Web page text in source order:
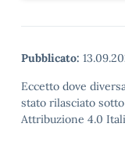
Pubblicato:
Eccetto dove
stato rilasciato
Attribuzione 4.0